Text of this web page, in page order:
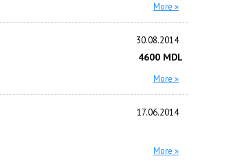
More »
30.08.2014
4600 MDL
More »
17.06.2014
More »